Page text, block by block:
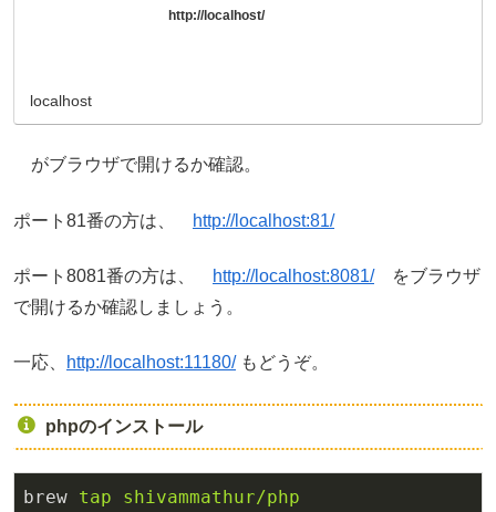
http://localhost/
localhost
がブラウザで開けるか確認。
ポート81番の方は、 http://localhost:81/
ポート8081番の方は、 http://localhost:8081/をブラウザ
で開けるか確認しましょう。
一応、 http://localhost:11180/もどうぞ。
phpのインストール
brew tap shivammathur/php